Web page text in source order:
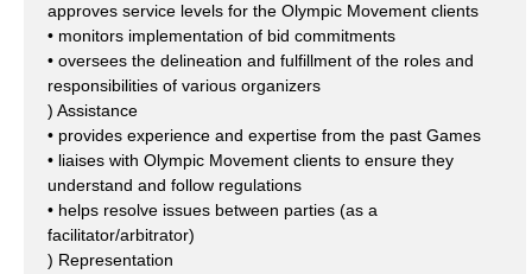
approves service levels for the Olympic Movement clients
• monitors implementation of bid commitments
• oversees the delineation and fulfillment of the roles and
responsibilities of various organizers
) Assistance
• provides experience and expertise from the past Games
• liaises with Olympic Movement clients to ensure they
understand and follow regulations
• helps resolve issues between parties (as a
facilitator/arbitrator)
) Representation